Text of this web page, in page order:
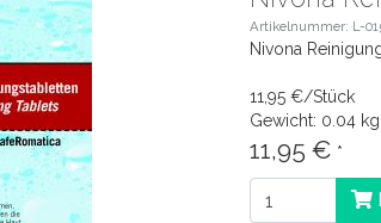
Artikelnummer: L-
Nivona
11,95 €/Stück
Gewicht: 0.04 kg
11,95 € *